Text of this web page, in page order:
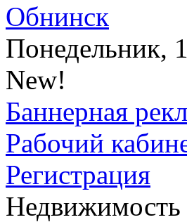
Обнинск
Понедельник,
New!
Баннерная
Рабочий
Регистрация
Недвижимость